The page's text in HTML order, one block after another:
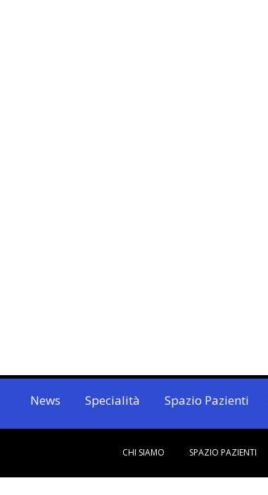
News Specialità Spazio Pazienti
CHI SIAMO SPAZIO PAZIENTI